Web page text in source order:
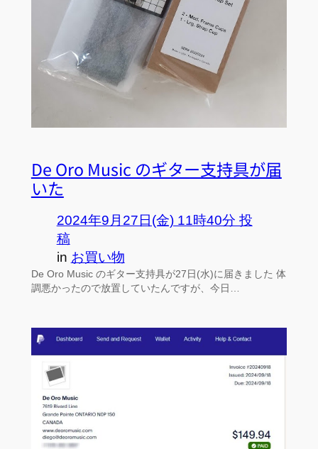
De Oro Music のギター支持具が届
いた
2024年9月27日(金) 11時40分 投
稿
in お買い物
De Oro Music のギター支持具が27日(水)に届きました 体
調悪かったので放置していたんですが、今日…